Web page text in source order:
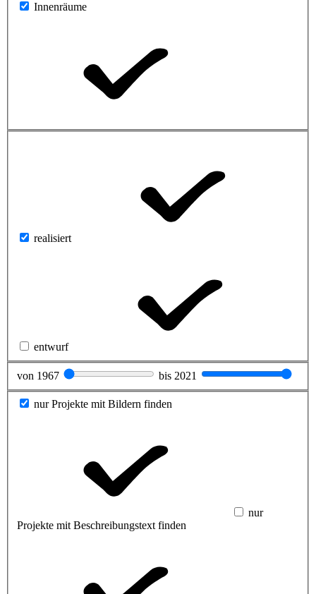
Innenräume
realisiert
entwurf
von 1967 bis 2021
nur Projekte mit Bildern finden
nur
Projekte mit Beschreibungstext finden